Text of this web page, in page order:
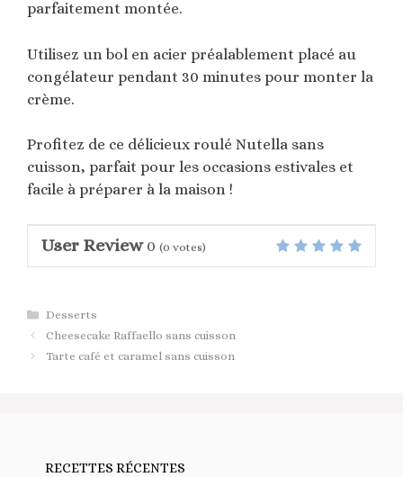
parfaitement montée.
Utilisez un bol en acier préalablement placé au
congélateur pendant 30 minutes pour monter la
crème.
Profitez de ce délicieux roulé Nutella sans
cuisson, parfait pour les occasions estivales et
facile à préparer à la maison !
User Review 0 (0 votes)
Catégories
Desserts
Cheesecake Raffaello sans cuisson
Tarte café et caramel sans cuisson
RECETTES RÉCENTES